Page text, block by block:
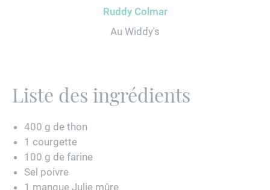
Ruddy Colmar
Au Widdy's
Liste des ingrédients
400 g de thon
1 courgette
100 g de farine
Sel poivre
1 mangue Julie mûre